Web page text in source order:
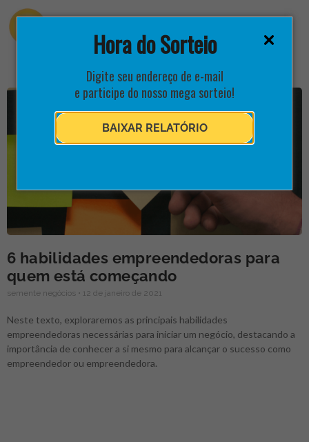
Hora do Sorteio
Digite seu endereço de e-mail
e participe do nosso mega sorteio!
BAIXAR RELATÓRIO
6 habilidades empreendedoras para
quem está começando
semente negócios 12 de janeiro de 2021
Neste texto, exploraremos as principais habilidades
empreendedoras necessárias para iniciar um negócio, destacando a
importância de conhecer a si mesmo para alcançar o sucesso como
empreendedor ou empreendedora.